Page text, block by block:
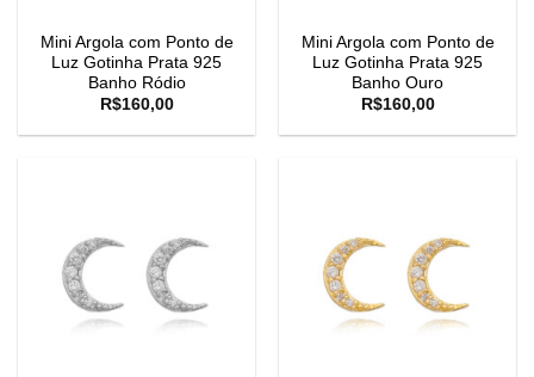
Mini Argola com Ponto de
Luz Gotinha Prata 925
Banho Ródio
R$160,00
Mini Argola com Ponto de
Luz Gotinha Prata 925
Banho Ouro
R$160,00